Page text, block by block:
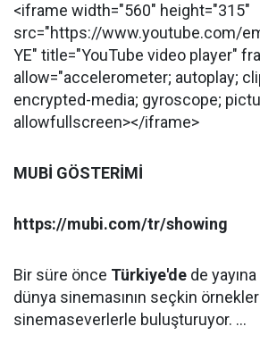
<iframe width="560" height="315"
src="https://www.youtube.com/
YE" title="YouTube video player"
allow="accelerometer; autoplay;
encrypted-media; gyroscope;
allowfullscreen></iframe>
MUBİ GÖSTERİMİ
https://mubi.com/tr/showing
Bir süre önce Türkiye'de de
dünya sinemasının seçkin
sinemaseverlerle buluşturuyor. ...